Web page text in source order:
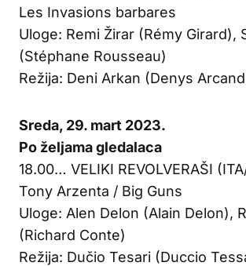
Les Invasions barbares
Uloge: Remi Žirar (Rémy Girard),
(Stéphane Rousseau)
Režija: Deni Arkan (Denys
Sreda, 29. mart 2023.
Po željama gledalaca
18.00… VELIKI REVOLVERAŠI
Tony Arzenta / Big Guns
Uloge: Alen Delon (Alain Delon),
(Richard Conte)
Režija: Dučio Tesari (Duccio